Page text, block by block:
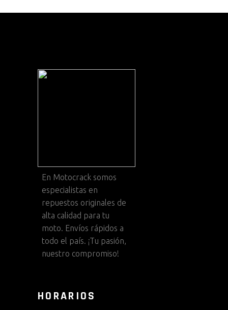
En Motocrack somos
especialistas en
repuestos originales de
alta calidad para tu
moto. Envíos rápidos a
todo el país. ¡Tu pasión,
nuestro compromiso!
HORARIOS